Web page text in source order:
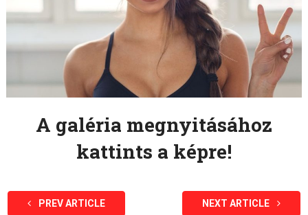
A galéria megnyitásához
kattints a képre!
PREV ARTICLE NEXT ARTICLE